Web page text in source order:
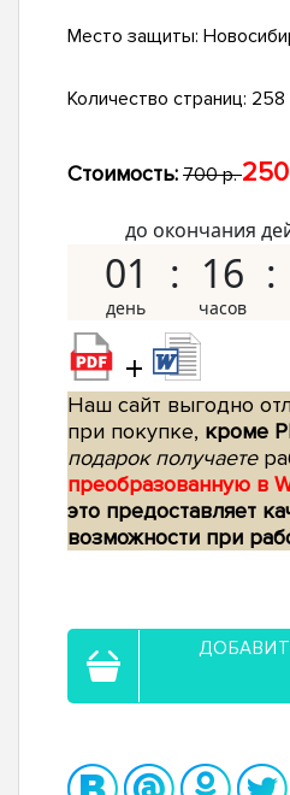
Место защиты:
Количество страниц: 258
Стоимость: 700 р.
до окончания
01 16
+
Наш сайт выгодно
при покупке, кроме
подарок получаете
преобразованную в
это предоставляет
возможности при